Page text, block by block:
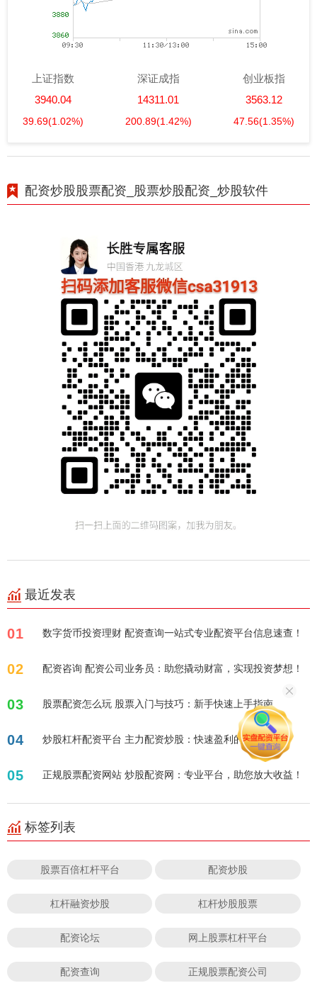
上证指数
3940.04
39.69(1.02%)
深证成指
14311.01
200.89(1.42%)
创业板指
3563.12
47.56(1.35%)
配资炒股股票配资_股票炒股配资_炒股软件
最近发表
01 数字货币投资理财 配资查询一站式专业配资平台信息速查！
02 配资咨询 配资公司业务员：助您撬动财富，实现投资梦想！
03 股票配资怎么玩 股票入门与技巧：新手快速上手指南
04 炒股杠杆配资平台 主力配资炒股：快速盈利的秘密武器？
05 正规股票配资网站 炒股配资网：专业平台，助您放大收益！
标签列表
股票百倍杠杆平台 配资炒股
杠杆融资炒股 杠杆炒股股票
配资论坛 网上股票杠杆平台
配资查询 正规股票配资公司